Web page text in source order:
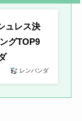
ュレス決
グTOP9
レンパンダ